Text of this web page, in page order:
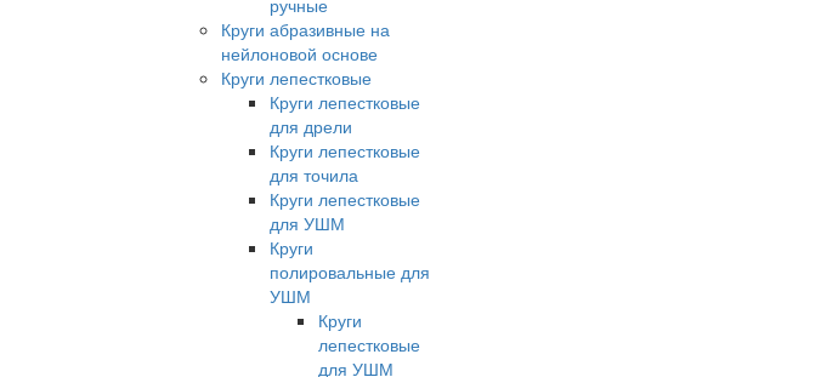
ручные
Круги абразивные на
нейлоновой основе
Круги лепестковые
Круги лепестковые
для дрели
Круги лепестковые
для точила
Круги лепестковые
для УШМ
Круги
полировальные для
УШМ
Круги
лепестковые
для УШМ